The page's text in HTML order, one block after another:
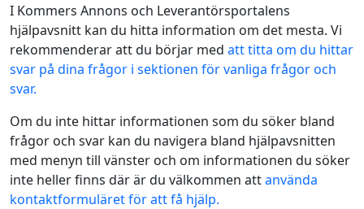
I Kommers Annons och Leverantörsportalens
hjälpavsnitt kan du hitta information om det mesta. Vi
rekommenderar att du börjar med att titta om du hittar
svar på dina frågor i sektionen för vanliga frågor och
svar.
Om du inte hittar informationen som du söker bland
frågor och svar kan du navigera bland hjälpavsnitten
med menyn till vänster och om informationen du söker
inte heller finns där är du välkommen attanvända
kontaktformuläret för att få hjälp.